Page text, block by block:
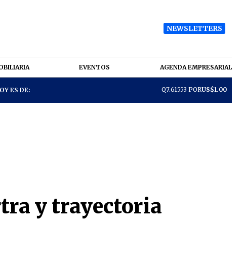
NEWSLETTERS
EVENTOS AGENDA EMPRESARIAL
ES DE: Q7.61553 PORUS$1.00
y trayectoria